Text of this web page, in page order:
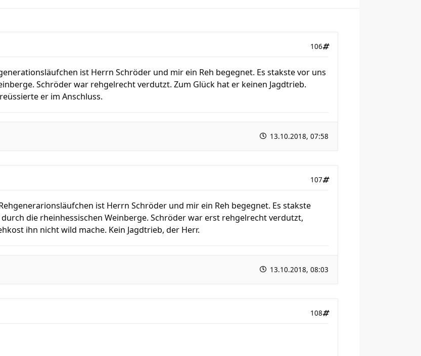
106
ist Herrn Schröder und mir ein Reh begegnet. Es stakste vor uns
Schröder war rehgelrecht verdutzt. Zum Glück hat er keinen Jagdtrieb.
er im Anschluss.
13.10.2018, 07:58
107
ist Herrn Schröder und mir ein Reh begegnet. Es stakste
die rheinhessischen Weinberge. Schröder war erst rehgelrecht verdutzt,
ihn nicht wild mache. Kein Jagdtrieb, der Herr.
13.10.2018, 08:03
108